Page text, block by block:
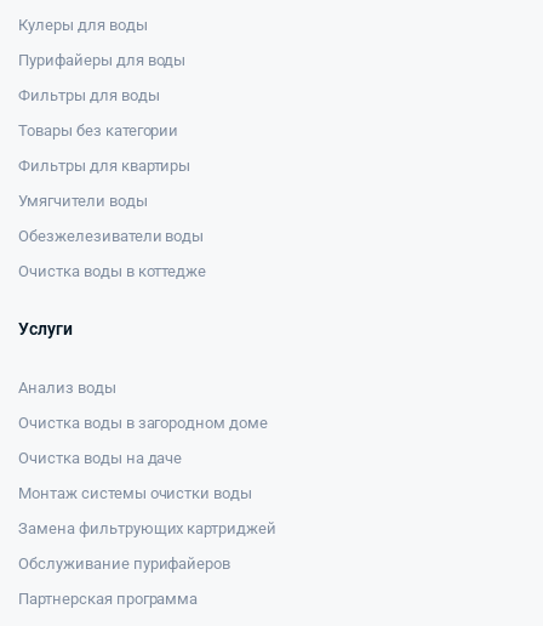
Кулеры для воды
Пурифайеры для воды
Фильтры для воды
Товары без категории
Фильтры для квартиры
Умягчители воды
Обезжелезиватели воды
Очистка воды в коттедже
Услуги
Анализ воды
Очистка воды в загородном доме
Очистка воды на даче
Монтаж системы очистки воды
Замена фильтрующих картриджей
Обслуживание пурифайеров
Партнерская программа